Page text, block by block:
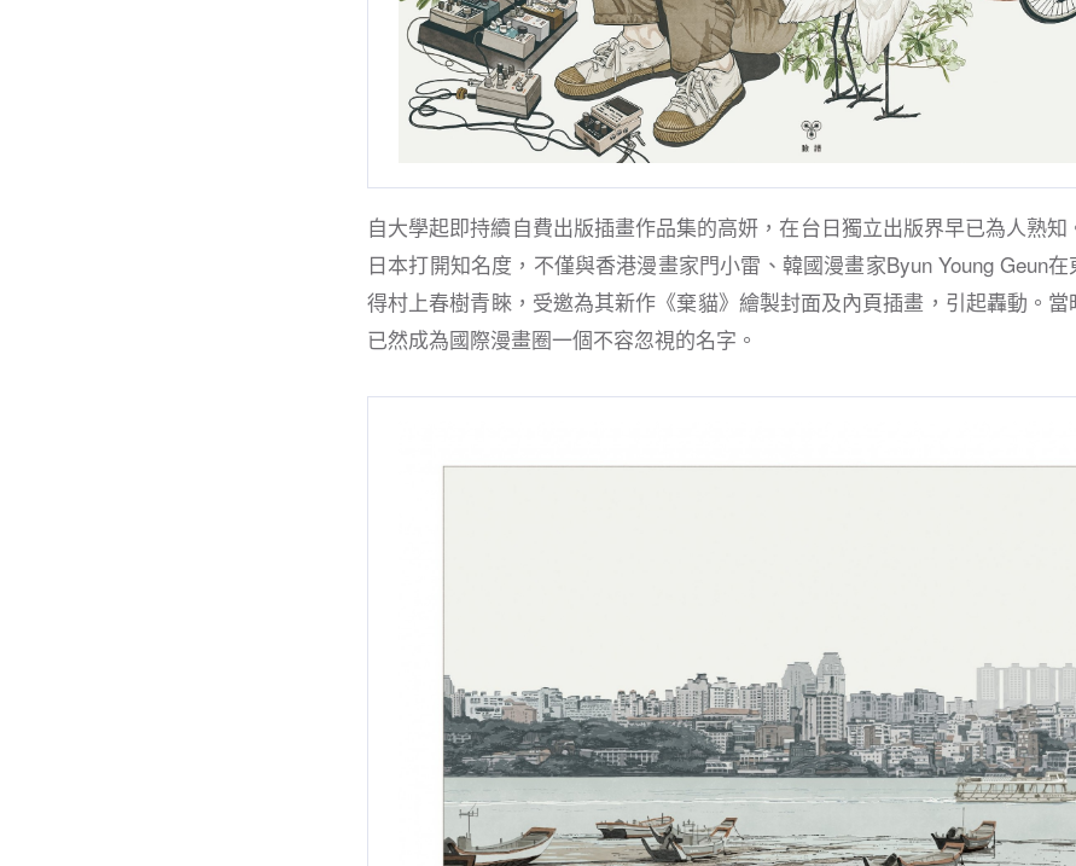
自大學起即持續自費出版插畫作品集的高妍，在台日獨立出版界早已為人熟知
日本打開知名度，不僅與香港漫畫家門小雷、韓國漫畫家Byun Young Geun
得村上春樹青睞，受邀為其新作《棄貓》繪製封面及內頁插畫，引起轟動。當
已然成為國際漫畫圈一個不容忽視的名字。